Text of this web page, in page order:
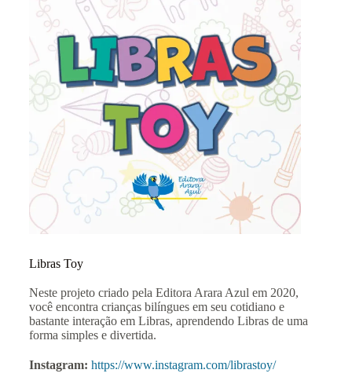
Libras Toy
Neste projeto criado pela Editora Arara Azul em 2020,
você encontra crianças bilíngues em seu cotidiano e
bastante interação em Libras, aprendendo Libras de uma
forma simples e divertida.
Instagram: https://www.instagram.com/librastoy/